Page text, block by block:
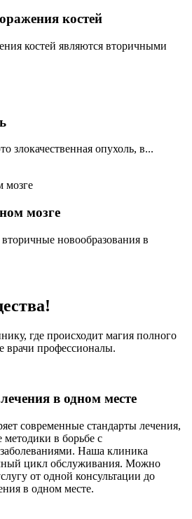
костей
костей являются вторичными
злокачественная опухоль, в...
мозге
новообразования в
где происходит магия полного
врачи профессионалы.
в одном месте
современные стандарты лечения,
в борьбе с
Наша клиника
цикл обслуживания. Можно
от одной консультации до
в одном месте.